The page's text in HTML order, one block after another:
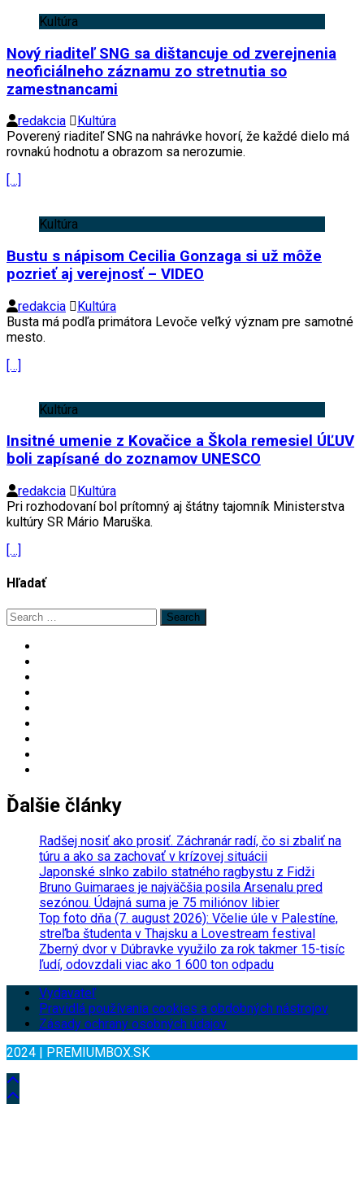
Kultúra
Nový riaditeľ SNG sa dištancuje od zverejnenia
neoficiálneho záznamu zo stretnutia so
zamestnancami
redakcia
Kultúra
Poverený riaditeľ SNG na nahrávke hovorí, že každé dielo má
rovnakú hodnotu a obrazom sa nerozumie.
[…]
Kultúra
Bustu s nápisom Cecilia Gonzaga si už môže
pozrieť aj verejnosť – VIDEO
redakcia
Kultúra
Busta má podľa primátora Levoče veľký význam pre samotné
mesto.
[…]
Kultúra
Insitné umenie z Kovačice a Škola remesiel ÚĽUV
boli zapísané do zoznamov UNESCO
redakcia
Kultúra
Pri rozhodovaní bol prítomný aj štátny tajomník Ministerstva
kultúry SR Mário Maruška.
[…]
Hľadať
Search
for:
Ďalšie články
Radšej nosiť ako prosiť. Záchranár radí, čo si zbaliť na
túru a ako sa zachovať v krízovej situácii
Japonské slnko zabilo statného ragbystu z Fidži
Bruno Guimaraes je najväčšia posila Arsenalu pred
sezónou. Údajná suma je 75 miliónov libier
Top foto dňa (7. august 2026): Včelie úle v Palestíne,
streľba študenta v Thajsku a Lovestream festival
Zberný dvor v Dúbravke využilo za rok takmer 15-tisíc
ľudí, odovzdali viac ako 1 600 ton odpadu
Vydavateľ
Pravidlá používania cookies a obdobných nástrojov
Zásady ochrany osobných údajov
2024 | PREMIUMBOX.SK